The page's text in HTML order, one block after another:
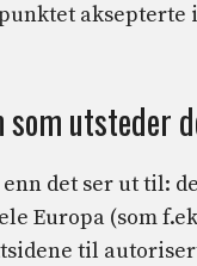
som utsteder
det ser ut til:
Europa (som
til